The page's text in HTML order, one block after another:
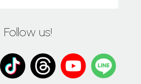
Follow us!